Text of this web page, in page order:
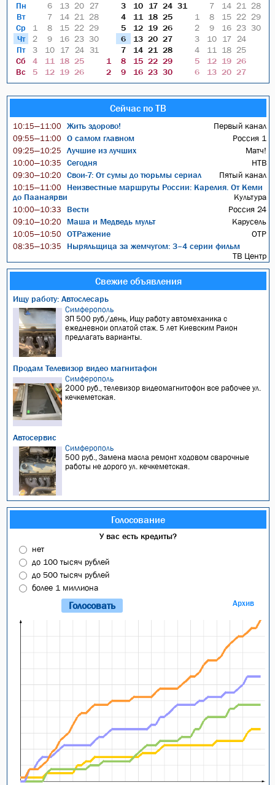
Пн
Вт
Ср
Чт
Пт
Сб
Вс
6 13 20
27
7
14 21
28
1
8 15 22 29
2
9 16 23 30
3
10 17 24 31
4
11 18 25
5
12 19 26
3 10 17 24 31
4
11 18 25
5
12 19 26
6
13 20 27
7
14 21
28
1
8 15 22 29
2
9 16 23 30
7 14 21
28
1
8 15 22 29
2
9 16 23 30
3
10 17
24
4
11 18 25
5
12 19 26
6
13 20 27
Сейчас по ТВ
10:15—11:00 Жить здорово! Первый канал
09:55—11:00 О самом главном Россия 1
09:25—10:25 Лучшие из лучших Матч!
10:00—10:35 Сегодня НТВ
09:30—10:20 Свои-7: От сумы до тюрьмы сериал Пятый канал
10:15—11:00
Неизвестные маршруты России: Карелия. От Кеми
до Паанаярви
Культура
10:00—10:33 Вести Россия 24
09:10—10:20 Маша и Медведь мульт Карусель
10:05—10:50 ОТРажение ОТР
08:35—10:35
Ныряльщица за жемчугом: 3–4 серии фильм
ТВ Центр
Свежие объявления
Ищу работу: Автослесарь
Симферополь
ЗП 500 руб./день, Ищу работу автомеханика с
ежедневнои оплатой стаж. 5 лет Киевским Раион
предлагать варианты.
Продам Телевизор видео магнитафон
Симферополь
2000 руб., телевизор видеомагнитофон все рабочее ул.
кечкеметская.
Автосервис
Симферополь
500 руб., Замена масла ремонт ходовом сварочные
работы не дорого ул. кечкеметская.
Голосование
У вас есть кредиты?
нет
до 100 тысяч рублей
до 500 тысяч рублей
более 1 миллиона
Архив